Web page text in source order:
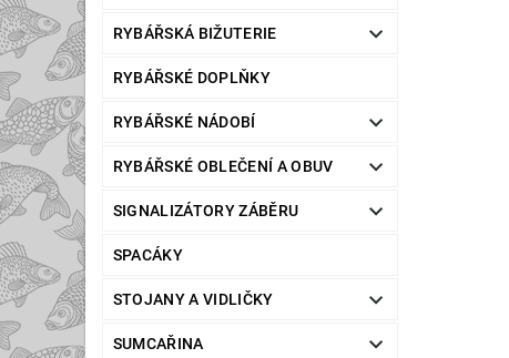
RYBÁŘSKÁ BIŽUTERIE
RYBÁŘSKÉ DOPLŇKY
RYBÁŘSKÉ NÁDOBÍ
RYBÁŘSKÉ OBLEČENÍ A OBUV
SIGNALIZÁTORY ZÁBĚRU
SPACÁKY
STOJANY A VIDLIČKY
SUMCAŘINA